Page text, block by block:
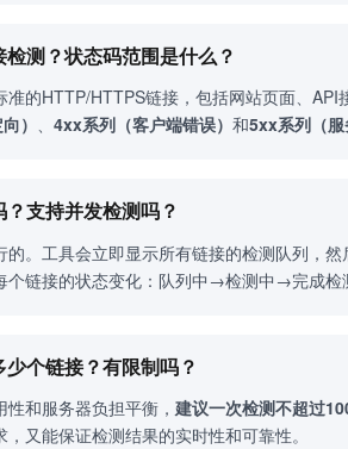
测？状态码范围是什么？
的HTTP/HTTPS链接，包括网站页面、
） 、 4xx系列（客户端错误） 和5xx系列（服
支持并发检测吗？
的。工具会立即显示所有链接的检测队列，
个链接的状态变化：队列中→检测中→完成检
个链接？有限制吗？
和服务器负担平衡， 建议一次检测不超过
又能保证检测结果的实时性和可靠性。